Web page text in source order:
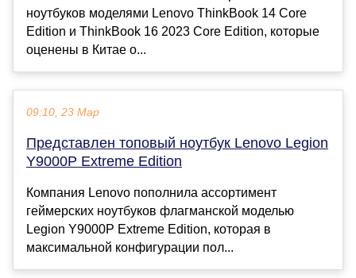
ноутбуков моделями Lenovo ThinkBook 14 Core
Edition и ThinkBook 16 2023 Core Edition, которые
оценены в Китае о...
09:10, 23 Мар
Представлен топовый ноутбук Lenovo Legion
Y9000P Extreme Edition
Компания Lenovo пополнила ассортимент
геймерских ноутбуков флагманской моделью
Legion Y9000P Extreme Edition, которая в
максимальной конфигурации пол...